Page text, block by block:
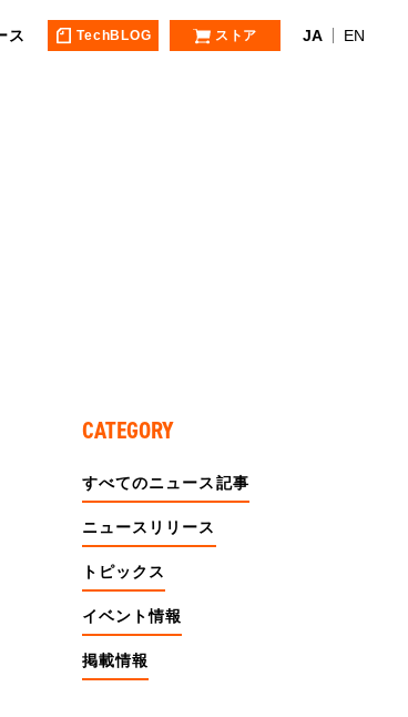
ス TechBLOG ストア JA EN
CATEGORY
すべてのニュース記事
ニュースリリース
トピックス
イベント情報
掲載情報